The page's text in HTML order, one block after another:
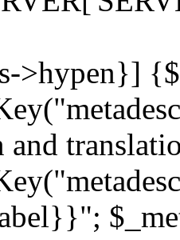
>hypen}]
and